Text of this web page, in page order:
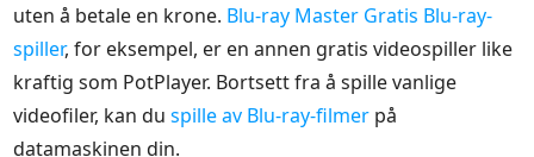
uten å betale en krone. Blu-ray Master Gratis Blu-ray-
spiller, for eksempel, er en annen gratis videospiller like
kraftig som PotPlayer. Bortsett fra å spille vanlige
videofiler, kan duspille av Blu-ray-filmer på
datamaskinen din.